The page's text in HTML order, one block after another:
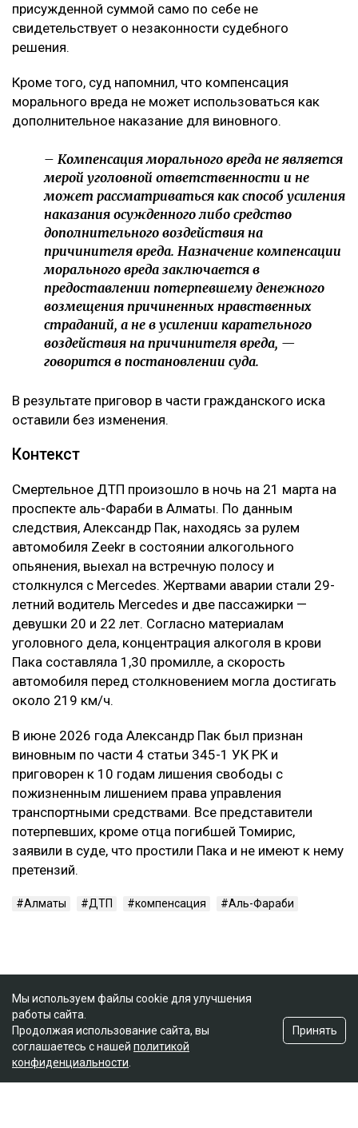
присужденной суммой само по себе не
свидетельствует о незаконности судебного
решения.
Кроме того, суд напомнил, что компенсация
морального вреда не может использоваться как
дополнительное наказание для виновного.
– Компенсация морального вреда не является
мерой уголовной ответственности и не
может рассматриваться как способ усиления
наказания осужденного либо средство
дополнительного воздействия на
причинителя вреда. Назначение компенсации
морального вреда заключается в
предоставлении потерпевшему денежного
возмещения причиненных нравственных
страданий, а не в усилении карательного
воздействия на причинителя вреда, —
говорится в постановлении суда.
В результате приговор в части гражданского иска
оставили без изменения.
Контекст
Смертельное ДТП произошло в ночь на 21 марта на
проспекте аль-Фараби в Алматы. По данным
следствия, Александр Пак, находясь за рулем
автомобиля Zeekr в состоянии алкогольного
опьянения, выехал на встречную полосу и
столкнулся с Mercedes. Жертвами аварии стали 29-
летний водитель Mercedes и две пассажирки —
девушки 20 и 22 лет. Согласно материалам
уголовного дела, концентрация алкоголя в крови
Пака составляла 1,30 промилле, а скорость
автомобиля перед столкновением могла достигать
около 219 км/ч.
В июне 2026 года Александр Пак был признан
виновным по части 4 статьи 345-1 УК РК и
приговорен к 10 годам лишения свободы с
пожизненным лишением права управления
транспортными средствами. Все представители
потерпевших, кроме отца погибшей Томирис,
заявили в суде, что простили Пака и не имеют к нему
претензий.
Алматы ДТП компенсация Аль-Фараби
Мы используем файлы cookie для улучшения
работы сайта.
Продолжая использование сайта, вы
соглашаетесь с нашей политикой
конфиденциальности
Принять